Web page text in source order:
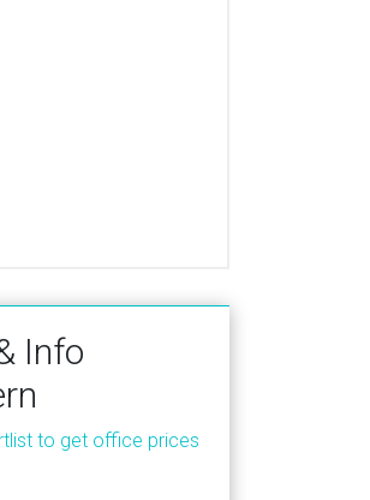
Info
to get office prices